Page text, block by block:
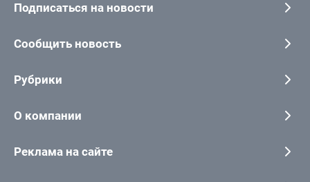
Подписаться на новости
Сообщить новость
Рубрики
О компании
Реклама на сайте